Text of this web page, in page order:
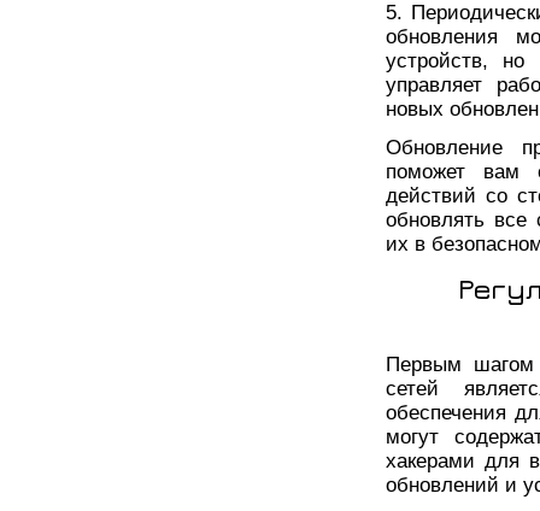
5.
обновления
устройств, но
управляет
новых
Обновление
поможет вам
действий со
обновлять все
их в
Первым шагом
сетей
обеспечения
могут
хакерами для
обновлений и